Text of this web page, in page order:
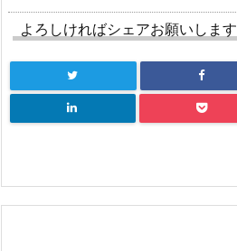
よろしければシェアお願いします